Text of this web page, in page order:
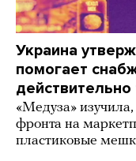
Украина
помогает
действительно
«Медуза»
фронта на
пластиковые